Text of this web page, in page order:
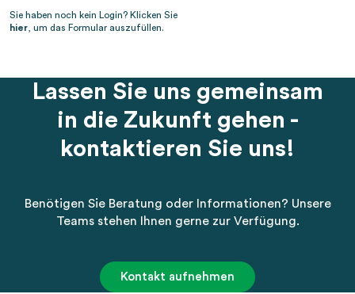
Sie haben noch kein Login? Klicken Sie
hier , um das Formular auszufüllen.
Lassen Sie uns gemeinsam
in die Zukunft gehen -
kontaktieren Sie uns!
Benötigen Sie Beratung oder Informationen? Unsere
Teams stehen Ihnen gerne zur Verfügung.
Kontakt aufnehmen